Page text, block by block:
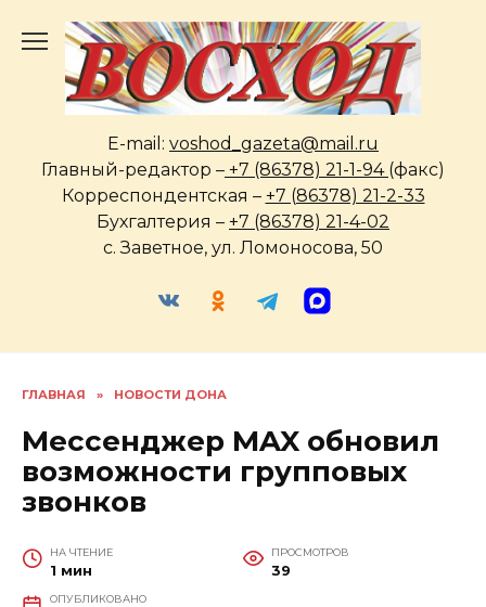
содержанию
E-mail: voshod_gazeta@mail.ru
Главный-редактор – +7 (86378) 21-1-94 (факс)
Корреспондентская – +7 (86378) 21-2-33
Бухгалтерия – +7 (86378) 21-4-02
с. Заветное, ул. Ломоносова, 50
ГЛАВНАЯ » НОВОСТИ ДОНА
Мессенджер MAX обновил
возможности групповых
звонков
НА ЧТЕНИЕ
1 мин
ПРОСМОТРОВ
39
ОПУБЛИКОВАНО